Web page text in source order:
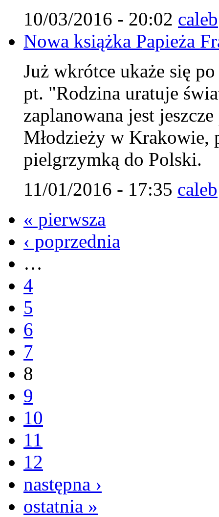
10/03/2016 - 20:02 caleb
Nowa książka Papieża
Już wkrótce ukaże się
pt. "Rodzina uratuje
zaplanowana jest
Młodzieży w Krakowie,
pielgrzymką do Polski.
11/01/2016 - 17:35 caleb
« pierwsza
‹ poprzednia
…
4
5
6
7
8
9
10
11
12
następna ›
ostatnia »